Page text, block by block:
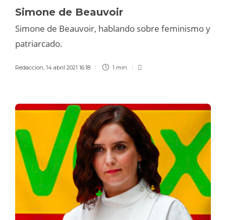
Simone de Beauvoir
Simone de Beauvoir, hablando sobre feminismo y
patriarcado.
Redaccion 14 abril 2021 16:18 1 min